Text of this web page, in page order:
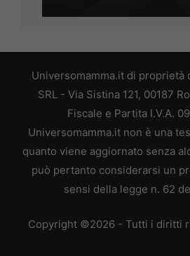
Universomamma.it di proprietà
SRL - Via Sistina 121, 00187
Fiscale e Partita I.V.A.
Universomamma.it non è una
quanto viene aggiornato senza
può pertanto considerarsi un
sensi della legge n. 62
Copyright ©2026 - Tutti i diritti